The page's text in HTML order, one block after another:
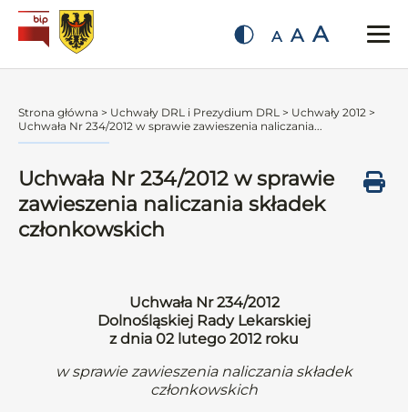
A A A
Strona główna > Uchwały DRL i Prezydium DRL > Uchwały 2012 >
Uchwała Nr 234/2012 w sprawie zawieszenia naliczania...
Uchwała Nr 234/2012 w sprawie
zawieszenia naliczania składek
członkowskich
Uchwała Nr 234/2012
Dolnośląskiej Rady Lekarskiej
z dnia 02 lutego 2012 roku
w sprawie zawieszenia naliczania składek
członkowskich